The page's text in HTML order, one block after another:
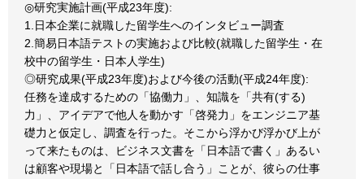
◎研究実施計画(平成23年度):
1.日本企業に就職した留学生へのインタビュー調査
2.簡易日本語テストの実施および比較(就職した留学生・在
校中の留学生・日本人学生)
◎研究成果(平成23年度)および今後の活動(平成24年度):
任務を達成するための「協働力」、知識を「共有(する)
力」、アイデアで他人を動かす「啓発力」をエンジニア基
礎力と仮定し、調査を行った。そこから浮かび浮かび上が
って来たものは、ビジネス文書を「日本語で書く」あるい
は顧客や現場と「日本語で話し合う」ことが、彼らの仕事